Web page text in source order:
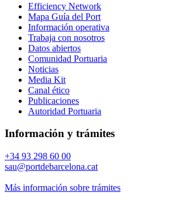
Efficiency Network
Mapa Guía del Port
Información operativa
Trabaja con nosotros
Datos abiertos
Comunidad Portuaria
Noticias
Media Kit
Canal ético
Publicaciones
Autoridad Portuaria
Información y trámites
+34 93 298 60 00
sau@portdebarcelona.cat
Más información sobre trámites